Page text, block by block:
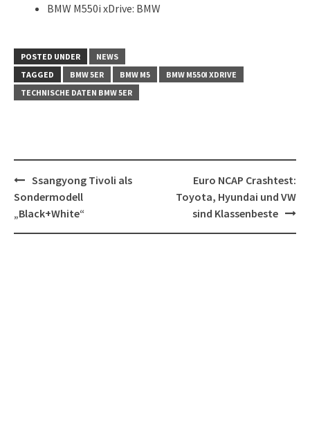
BMW M550i xDrive: BMW
POSTED UNDER
NEWS
TAGGED
BMW 5ER BMW M5
BMW M550I XDRIVE
TECHNISCHE DATEN BMW 5ER
Post
navigation
Ssangyong Tivoli als
Sondermodell
„Black+White“
Euro NCAP Crashtest:
Toyota, Hyundai und VW
sind Klassenbeste